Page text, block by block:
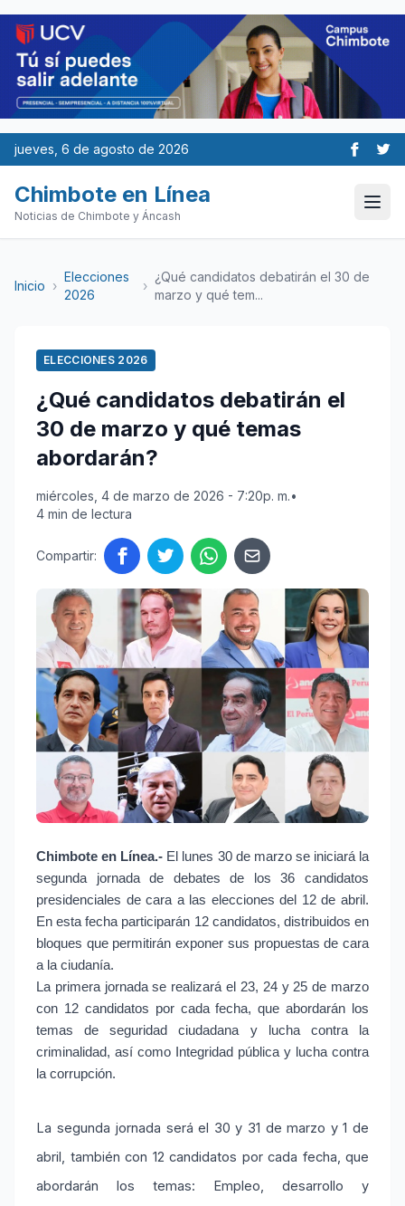
jueves, 6 de agosto de 2026
Chimbote en Línea
Noticias de Chimbote y Áncash
Inicio ›
Elecciones
2026
›
¿Qué candidatos debatirán el 30 de
marzo y qué tem...
ELECCIONES 2026
¿Qué candidatos debatirán el
30 de marzo y qué temas
abordarán?
miércoles, 4 de marzo de 2026 - 7:20p. m.•
4 min de lectura
Compartir:
Chimbote en Línea.- El lunes 30 de marzo se iniciará la
segunda jornada de debates de los 36 candidatos
presidenciales de cara a las elecciones del 12 de abril.
En esta fecha participarán 12 candidatos, distribuidos en
bloques que permitirán exponer sus propuestas de cara
a la ciudanía.
La primera jornada se realizará el 23, 24 y 25 de marzo
con 12 candidatos por cada fecha, que abordarán los
temas de seguridad ciudadana y lucha contra la
criminalidad, así como Integridad pública y lucha contra
la corrupción.
La segunda jornada será el 30 y 31 de marzo y 1 de
abril, también con 12 candidatos por cada fecha, que
abordarán los temas: Empleo, desarrollo y